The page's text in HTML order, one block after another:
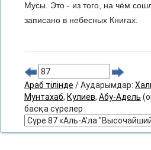
Мусы. Это - из того, на чём
записано в небесных Книгах.
Араб тілінде / Аударымдар:
Мунтахаб, Кулиев, Абу-Адель
басқа сүрелер